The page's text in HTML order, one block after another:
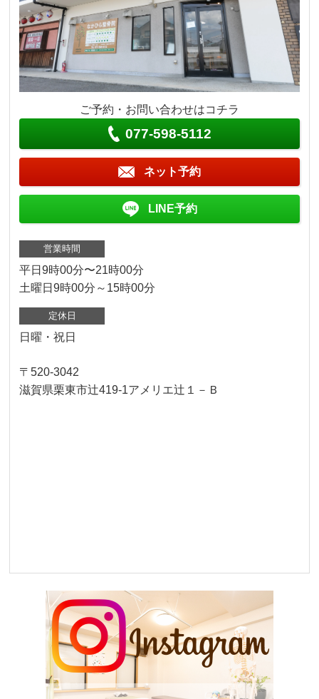
ご予約・お問い合わせはコチラ
077-598-5112
ネット予約
LINE予約
営業時間
平日9時00分〜21時00分
土曜日9時00分～15時00分
定休日
日曜・祝日
〒520-3042
滋賀県栗東市辻419-1アメリエ辻１－Ｂ